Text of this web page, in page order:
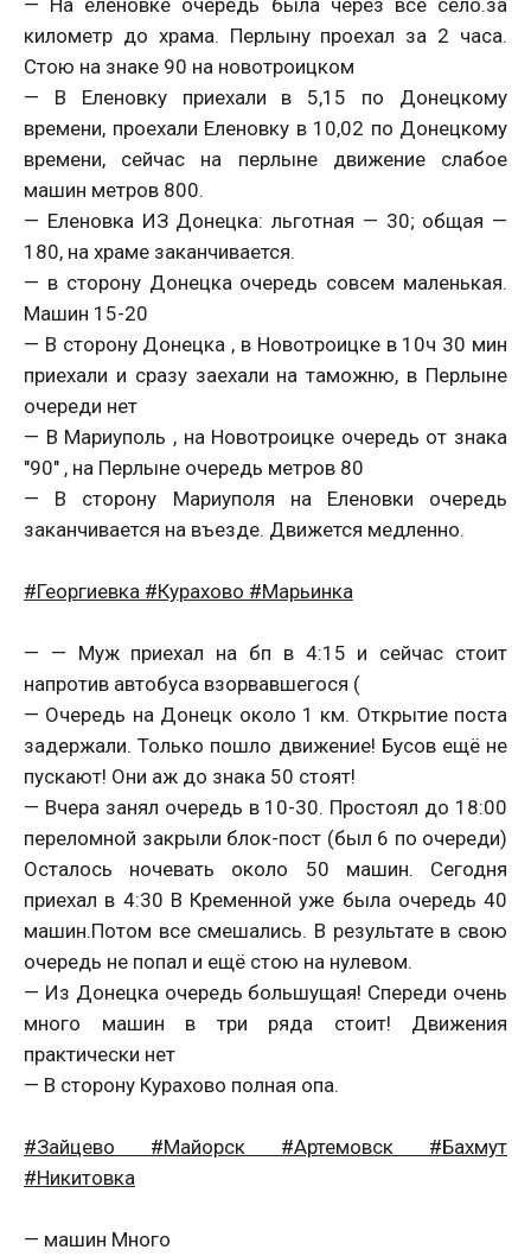
километр до храма. Перлыну проехал за 2 часа.
Стою на знаке 90 на новотроицком
— В Еленовку приехали в 5,15 по Донецкому
времени, проехали Еленовку в 10,02 по Донецкому
времени, сейчас на перлыне движение слабое
машин метров 800.
— Еленовка ИЗ Донецка: льготная — 30; общая —
180, на храме заканчивается.
— в сторону Донецка очередь совсем маленькая.
Машин 15-20
— В сторону Донецка , в Новотроицке в 10ч 30 мин
приехали и сразу заехали на таможню, в Перлыне
очереди нет
— В Мариуполь , на Новотроицке очередь от знака
"90" , на Перлыне очередь метров 80
— В сторону Мариуполя на Еленовки очередь
заканчивается на въезде. Движется медленно.
#‎Георгиевка #‎Курахово #‎Марьинка
— — Муж приехал на бп в 4:15 и сейчас стоит
напротив автобуса взорвавшегося (
— Очередь на Донецк около 1 км. Открытие поста
задержали. Только пошло движение! Бусов ещё не
пускают! Они аж до знака 50 стоят!
— Вчера занял очередь в 10-30. Простоял до 18:00
переломной закрыли блок-пост (был 6 по очереди)
Осталось ночевать около 50 машин. Сегодня
приехал в 4:30 В Кременной уже была очередь 40
машин.Потом все смешались. В результате в свою
очередь не попал и ещё стою на нулевом.
— Из Донецка очередь большущая! Спереди очень
много машин в три ряда стоит! Движения
практически нет
— В сторону Курахово полная опа.
#‎Зайцево #‎Майорск #‎Артемовск #‎Бахмут
#‎Никитовка
— машин Много